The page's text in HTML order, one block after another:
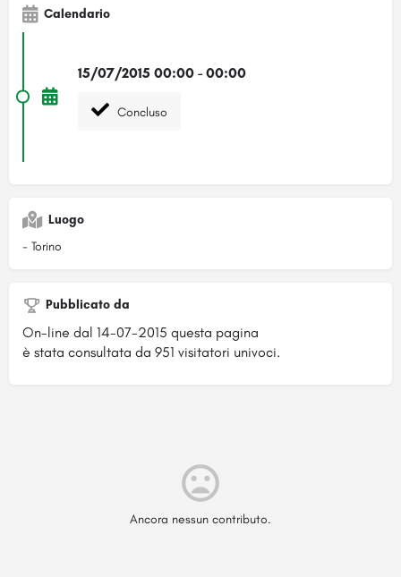
Calendario
15/07/2015 00:00 - 00:00
Concluso
Luogo
- Torino
Pubblicato da
On-line dal 14-07-2015 questa pagina
è stata consultata da 951 visitatori univoci.
Ancora nessun contributo.